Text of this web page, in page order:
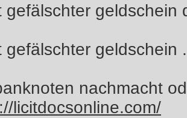
gefälschter geldschein
gefälschter geldschein
nachmacht
licitdocsonline.com/